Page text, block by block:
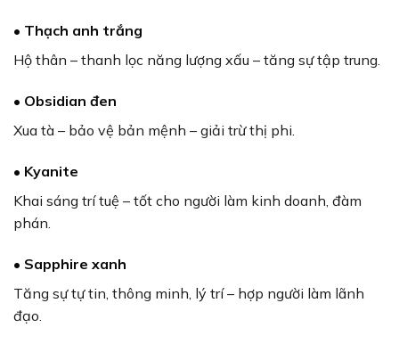
• Thạch anh trắng
Hộ thân – thanh lọc năng lượng xấu – tăng sự tập trung.
• Obsidian đen
Xua tà – bảo vệ bản mệnh – giải trừ thị phi.
• Kyanite
Khai sáng trí tuệ – tốt cho người làm kinh doanh, đàm
phán.
• Sapphire xanh
Tăng sự tự tin, thông minh, lý trí – hợp người làm lãnh
đạo.